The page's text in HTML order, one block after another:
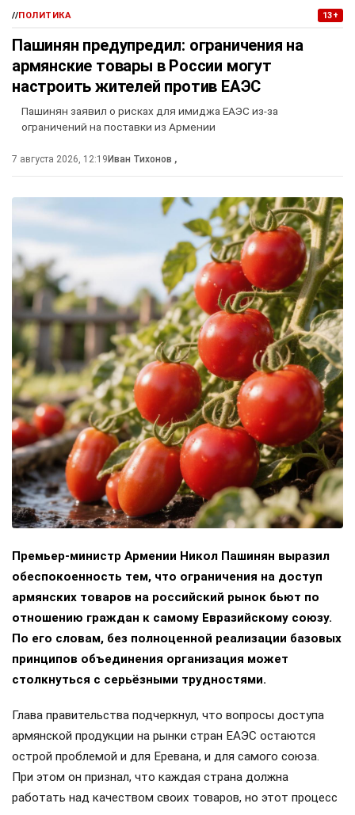
//ПОЛИТИКА 13+
Пашинян предупредил: ограничения на
армянские товары в России могут
настроить жителей против ЕАЭС
Пашинян заявил о рисках для имиджа ЕАЭС из-за
ограничений на поставки из Армении
7 августа 2026, 12:19 Иван Тихонов ,
Премьер-министр Армении Никол Пашинян выразил
обеспокоенность тем, что ограничения на доступ
армянских товаров на российский рынок бьют по
отношению граждан к самому Евразийскому союзу.
По его словам, без полноценной реализации базовых
принципов объединения организация может
столкнуться с серьёзными трудностями.
Глава правительства подчеркнул, что вопросы доступа
армянской продукции на рынки стран ЕАЭС остаются
острой проблемой и для Еревана, и для самого союза.
При этом он признал, что каждая страна должна
работать над качеством своих товаров, но этот процесс